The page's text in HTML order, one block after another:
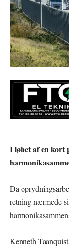
I løbet af en kort
Da
retning nærmede
Kenneth